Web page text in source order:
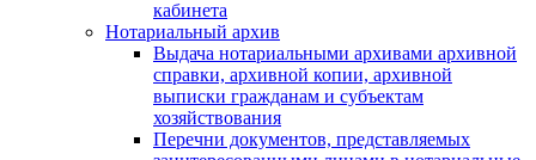
кабинета
Нотариальный архив
Выдача нотариальными архивами архивной
справки, архивной копии, архивной
выписки гражданам и субъектам
хозяйствования
Перечни документов, представляемых